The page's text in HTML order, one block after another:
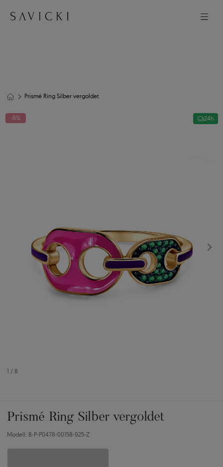
Prismé Ring Silber vergoldet
1 / 8
-8% 24h
Prismé Ring Silber vergoldet
Modell: B-P-P0478-00158-925-Z